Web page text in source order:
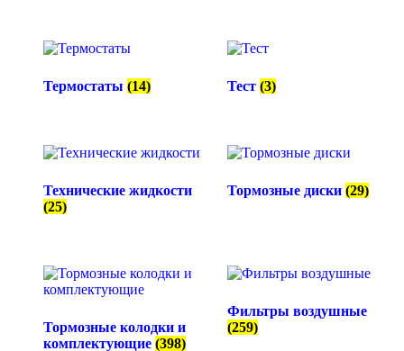
Термостаты (14) Тест (3)
Технические жидкости
(25)
Тормозные диски (29)
Тормозные колодки и
комплектующие (398)
Фильтры воздушные
(259)